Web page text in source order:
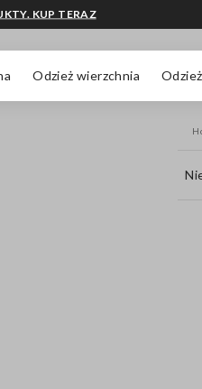
Odzież wierzchnia Odzież
KUP TERAZ